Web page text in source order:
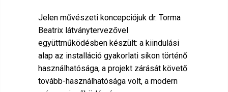
Jelen művészeti koncepciójuk dr. Torma
Beatrix látványtervezővel
együttműködésben készült: a kiindulási
alap az installáció gyakorlati síkon történő
használhatósága, a projekt zárását követő
tovább-használhatósága volt, a modern